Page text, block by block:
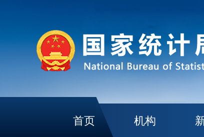
首页 机构